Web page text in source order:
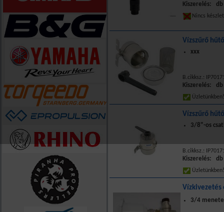
Kiszerelés: db
Nincs
Vízszűrő
xxx
B.cikksz.:
Kiszerelés: db
Vízszűrő
3/8"-os
B.cikksz.:
Kiszerelés: db
Vízkivezetés
3/4